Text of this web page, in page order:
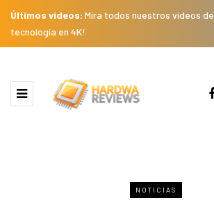
Últimos videos: Mira todos nuestros videos de
tecnología en 4K!
NOTICIAS